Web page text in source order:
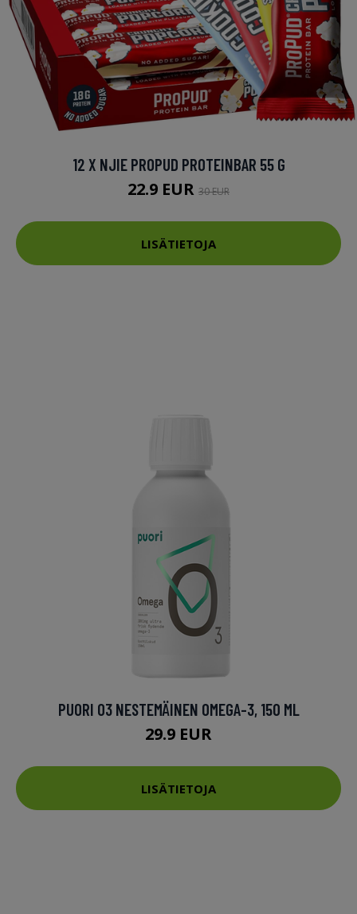
12 X NJIE PROPUD PROTEINBAR 55 G
22.9 EUR 30 EUR
LISÄTIETOJA
PUORI O3 NESTEMÄINEN OMEGA-3, 150 ML
29.9 EUR
LISÄTIETOJA